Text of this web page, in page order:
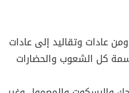
عادات وتقاليد إلى عادات
كل الشعوب والحضارات